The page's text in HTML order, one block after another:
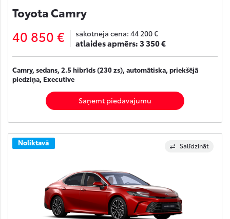
Toyota Camry
40 850 € sākotnējā cena: 44 200 €
atlaides apmērs:3 350 €
Camry, sedans, 2.5 hibrīds (230 zs), automātiska, priekšējā
piedziņa, Executive
Saņemt piedāvājumu
Salīdzināt
Noliktavā